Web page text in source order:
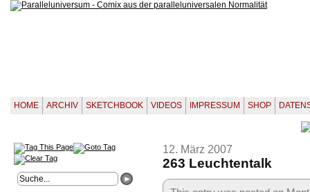
HOME ARCHIV SKETCHBOOK VIDEOS IMPRESSUM SHOP
12. März 2007
263 Leuchtentalk